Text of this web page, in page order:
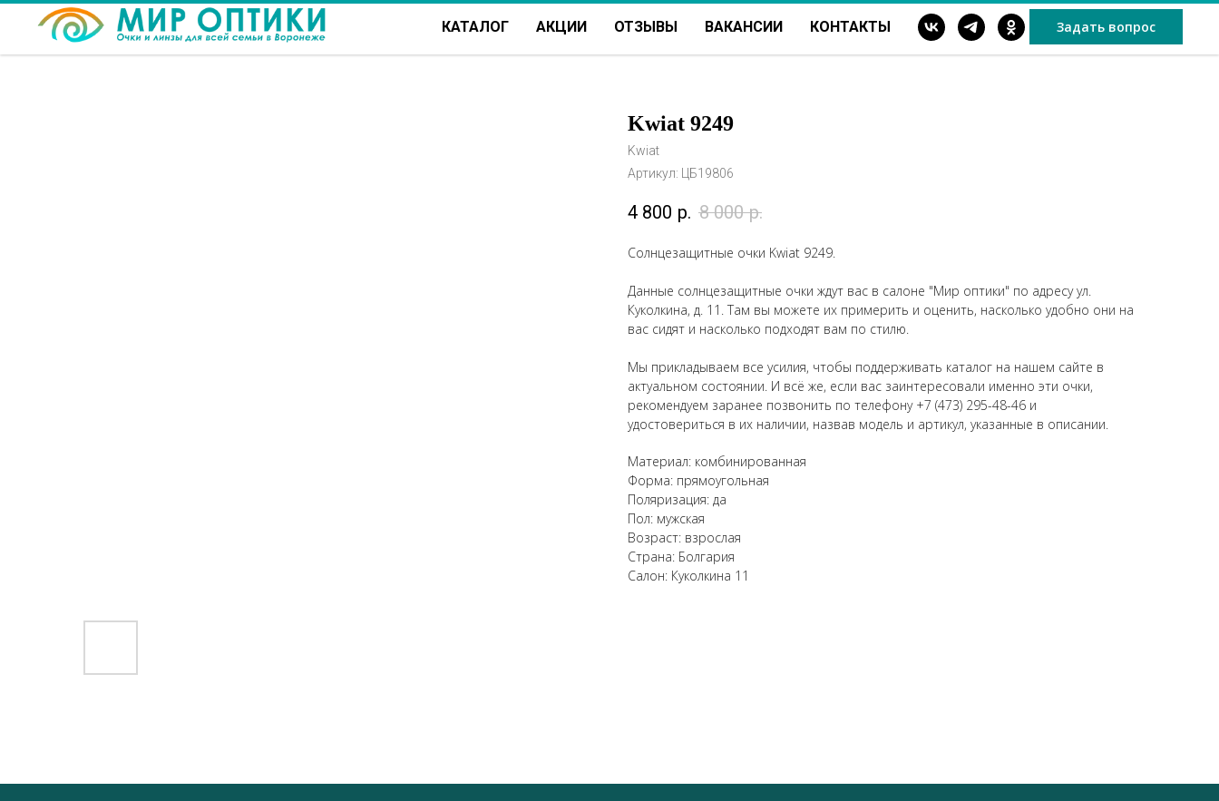
КАТАЛОГ АКЦИИ ОТЗЫВЫ ВАКАНСИИ КОНТАКТЫ Задать вопрос
Kwiat 9249
Kwiat
Артикул:
ЦБ19806
4 800 р. 8 000 р.
Солнцезащитные очки Kwiat 9249.
Данные солнцезащитные очки ждут вас в салоне "Мир оптики" по адресу ул.
Куколкина, д. 11. Там вы можете их примерить и оценить, насколько удобно они на
вас сидят и насколько подходят вам по стилю.
Мы прикладываем все усилия, чтобы поддерживать каталог на нашем сайте в
актуальном состоянии. И всё же, если вас заинтересовали именно эти очки,
рекомендуем заранее позвонить по телефону +7 (473) 295-48-46 и
удостовериться в их наличии, назвав модель и артикул, указанные в описании.
Материал: комбинированная
Форма: прямоугольная
Поляризация: да
Пол: мужская
Возраст: взрослая
Страна: Болгария
Салон: Куколкина 11